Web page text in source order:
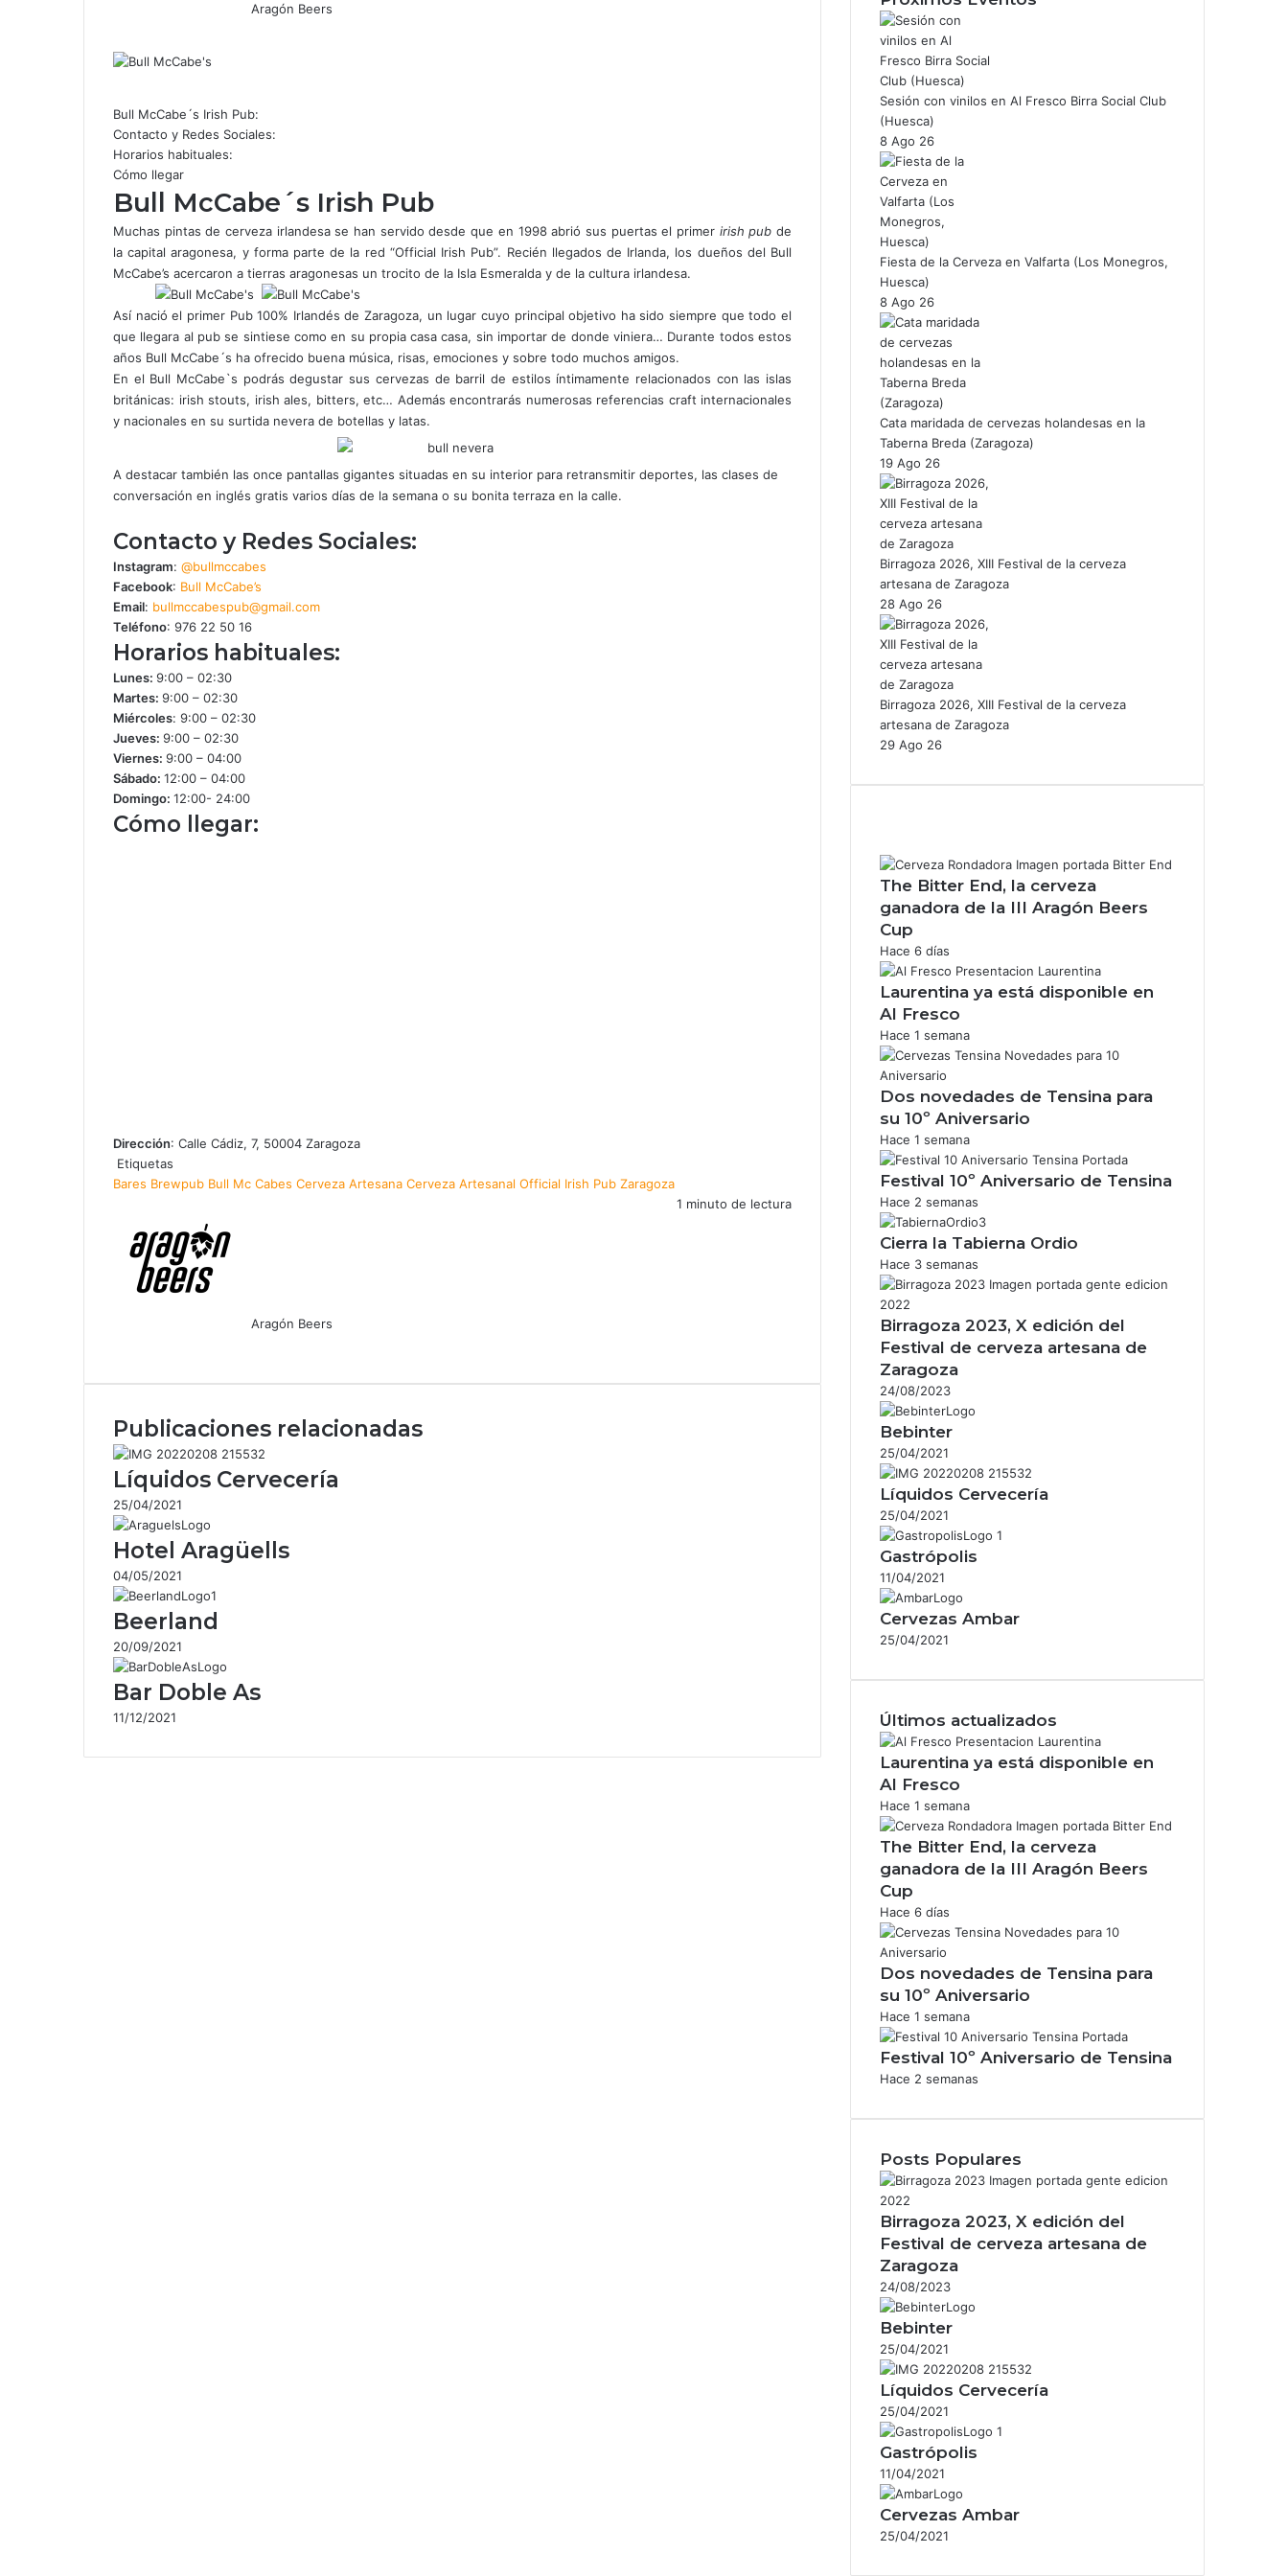
Aragón Beers
correo
Bull McCabe´s Irish Pub:
Contacto y Redes Sociales:
Horarios habituales:
Cómo llegar
Bull McCabe´s Irish Pub
Muchas pintas de cerveza irlandesa se han servido desde que en 1998 abrió sus puertas el primer irish pub de
la capital aragonesa, y forma parte de la red “Official Irish Pub”. Recién llegados de Irlanda, los dueños del Bull
McCabe’s acercaron a tierras aragonesas un trocito de la Isla Esmeralda y de la cultura irlandesa.
Así nació el primer Pub 100% Irlandés de Zaragoza, un lugar cuyo principal objetivo ha sido siempre que todo el
que llegara al pub se sintiese como en su propia casa casa, sin importar de donde viniera… Durante todos estos
años Bull McCabe´s ha ofrecido buena música, risas, emociones y sobre todo muchos amigos.
En el Bull McCabe`s podrás degustar sus cervezas de barril de estilos íntimamente relacionados con las islas
británicas: irish stouts, irish ales, bitters, etc… Además encontrarás numerosas referencias craft internacionales
y nacionales en su surtida nevera de botellas y latas.
A destacar también las once pantallas gigantes situadas en su interior para retransmitir deportes, las clases de
conversación en inglés gratis varios días de la semana o su bonita terraza en la calle.
Contacto y Redes Sociales:
Instagram: @bullmccabes
Facebook: Bull McCabe’s
Email: bullmccabespub@gmail.com
Teléfono: 976 22 50 16
Horarios habituales:
Lunes: 9:00 – 02:30
Martes: 9:00 – 02:30
Miércoles: 9:00 – 02:30
Jueves: 9:00 – 02:30
Viernes: 9:00 – 04:00
Sábado: 12:00 – 04:00
Domingo: 12:00- 24:00
Cómo llegar:
Dirección: Calle Cádiz, 7, 50004 Zaragoza
Etiquetas
Bares Brewpub Bull Mc Cabes Cerveza Artesana Cerveza Artesanal Official Irish Pub Zaragoza
Aragón Beers
1 minuto de lectura
correo
Publicaciones relacionadas
Líquidos Cervecería
25/04/2021
Hotel Aragüells
04/05/2021
Beerland
20/09/2021
Bar Doble As
11/12/2021
Sesión con vinilos en Al Fresco Birra Social Club
(Huesca)
8 Ago 26
Fiesta de la Cerveza en Valfarta (Los Monegros,
Huesca)
8 Ago 26
Cata maridada de cervezas holandesas en la
Taberna Breda (Zaragoza)
19 Ago 26
Birragoza 2026, XIII Festival de la cerveza
artesana de Zaragoza
28 Ago 26
Birragoza 2026, XIII Festival de la cerveza
artesana de Zaragoza
29 Ago 26
The Bitter End, la cerveza
ganadora de la III Aragón Beers
Cup
Hace 6 días
Laurentina ya está disponible en
Al Fresco
Hace 1 semana
Dos novedades de Tensina para
su 10º Aniversario
Hace 1 semana
Festival 10º Aniversario de Tensina
Hace 2 semanas
Cierra la Tabierna Ordio
Hace 3 semanas
Birragoza 2023, X edición del
Festival de cerveza artesana de
Zaragoza
24/08/2023
Bebinter
25/04/2021
Líquidos Cervecería
25/04/2021
Gastrópolis
11/04/2021
Cervezas Ambar
25/04/2021
Últimos actualizados
Laurentina ya está disponible en
Al Fresco
Hace 1 semana
The Bitter End, la cerveza
ganadora de la III Aragón Beers
Cup
Hace 6 días
Dos novedades de Tensina para
su 10º Aniversario
Hace 1 semana
Festival 10º Aniversario de Tensina
Hace 2 semanas
Posts Populares
Birragoza 2023, X edición del
Festival de cerveza artesana de
Zaragoza
24/08/2023
Bebinter
25/04/2021
Líquidos Cervecería
25/04/2021
Gastrópolis
11/04/2021
Cervezas Ambar
25/04/2021